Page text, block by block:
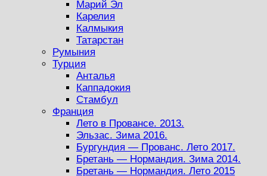
Марий Эл
Карелия
Калмыкия
Татарстан
Румыния
Турция
Анталья
Каппадокия
Стамбул
Франция
Лето в Провансе. 2013.
Эльзас. Зима 2016.
Бургундия — Прованс. Лето 2017.
Бретань — Нормандия. Зима 2014.
Бретань — Нормандия. Лето 2015